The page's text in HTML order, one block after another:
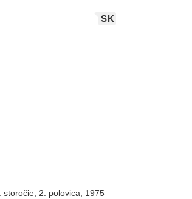
SK
storočie, 2. polovica, 1975